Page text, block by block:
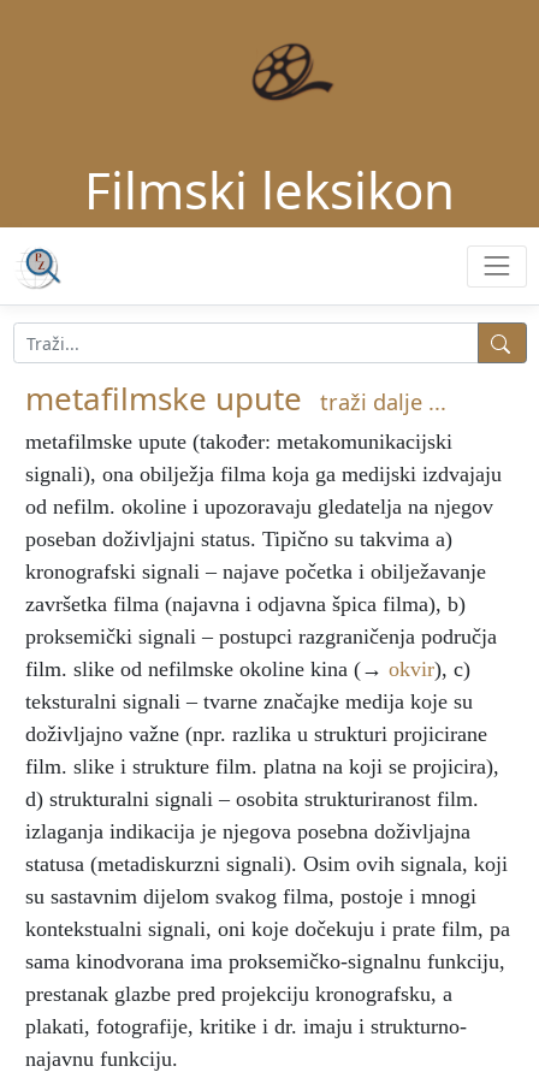
Filmski leksikon
metafilmske upute traži dalje ...
metafilmske upute (također: metakomunikacijski
signali), ona obilježja filma koja ga medijski izdvajaju
od nefilm. okoline i upozoravaju gledatelja na njegov
poseban doživljajni status. Tipično su takvima a)
kronografski signali – najave početka i obilježavanje
završetka filma (najavna i odjavna špica filma), b)
proksemički signali – postupci razgraničenja područja
film. slike od nefilmske okoline kina (→ okvir), c)
teksturalni signali – tvarne značajke medija koje su
doživljajno važne (npr. razlika u strukturi projicirane
film. slike i strukture film. platna na koji se projicira),
d) strukturalni signali – osobita strukturiranost film.
izlaganja indikacija je njegova posebna doživljajna
statusa (metadiskurzni signali). Osim ovih signala, koji
su sastavnim dijelom svakog filma, postoje i mnogi
kontekstualni signali, oni koje dočekuju i prate film, pa
sama kinodvorana ima proksemičko-signalnu funkciju,
prestanak glazbe pred projekciju kronografsku, a
plakati, fotografije, kritike i dr. imaju i strukturno-
najavnu funkciju.